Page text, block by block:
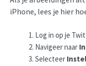
iPhone, lees je hier
Log in op je
Navigeer naar
Selecteer